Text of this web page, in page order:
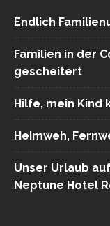
Endlich
Familien in der
gescheitert
Hilfe, mein Kind
Heimweh,
Unser Urlaub
Neptune Hotel